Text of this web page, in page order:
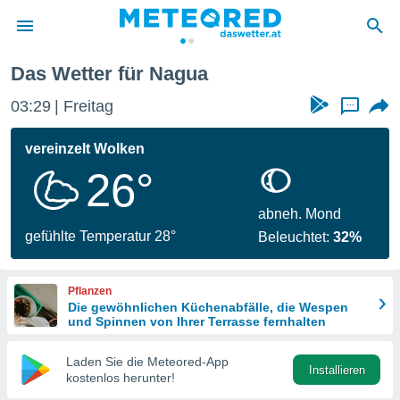
wurde
dass
sind.
diese
Das Wetter für Nagua
03:29 Freitag ...
vereinzelt Wolken
26°
gefühlte Temperatur 28°
abneh. Mond
Beleuchtet:32%
Pflanzen
Die gewöhnlichen Küchenabfälle, die Wespen
und Spinnen von Ihrer Terrasse fernhalten
Laden Sie die Meteored-App
kostenlos herunter!
Installieren